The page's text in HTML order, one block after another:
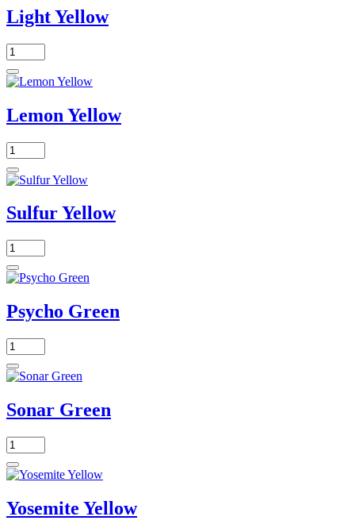
Light Yellow
Lemon Yellow
Sulfur Yellow
Psycho Green
Sonar Green
Yosemite Yellow